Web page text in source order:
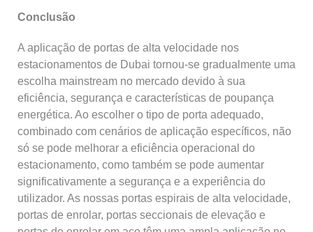
Conclusão
A aplicação de portas de alta velocidade nos
estacionamentos de Dubai tornou‑se gradualmente uma
escolha mainstream no mercado devido à sua
eficiência, segurança e características de poupança
energética. Ao escolher o tipo de porta adequado,
combinado com cenários de aplicação específicos, não
só se pode melhorar a eficiência operacional do
estacionamento, como também se pode aumentar
significativamente a segurança e a experiência do
utilizador. As nossas portas espirais de alta velocidade,
portas de enrolar, portas seccionais de elevação e